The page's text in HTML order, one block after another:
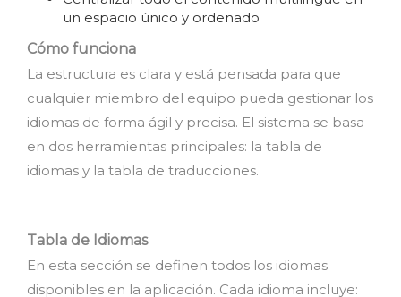
un espacio único y ordenado
Cómo funciona
La estructura es clara y está pensada para que
cualquier miembro del equipo pueda gestionar los
idiomas de forma ágil y precisa. El sistema se basa
en dos herramientas principales: la tabla de
idiomas y la tabla de traducciones.
Tabla de Idiomas
En esta sección se definen todos los idiomas
disponibles en la aplicación. Cada idioma incluye: